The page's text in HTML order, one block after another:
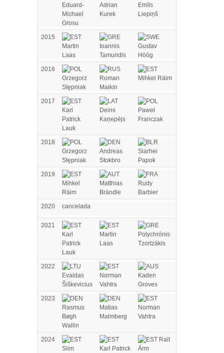
Eduard-
Michael
Grosu
Adrian
Kurek
Emīls
Liepiņš
2015
Martin
Laas
Ioannis
Tamuridis
Gustav
Höög
2016
Grzegorz
Stępniak
Roman
Maikin
Mihkel Räim
2017
Karl
Patrick
Lauk
Deins
Kaņepējs
Paweł
Franczak
2018
Grzegorz
Stępniak
Andreas
Stokbro
Siarhei
Papok
2019
Mihkel
Räim
Matthias
Brändle
Rudy
Barbier
2020
cancelada
2021
Karl
Patrick
Lauk
Martin
Laas
Polychrónis
Tzortzákis
2022
Evaldas
Šiškevicius
Norman
Vahtra
Kaden
Groves
2023
Rasmus
Bøgh
Wallin
Matias
Malmberg
Norman
Vahtra
2024
Siim
Karl Patrick
Rait
Ärm